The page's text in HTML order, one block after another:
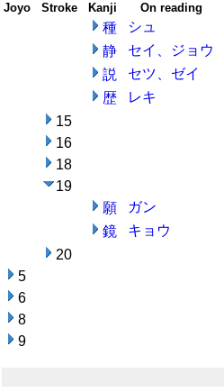
Joyo Stroke Kanji On reading
種 シュ
静
セイ、ジョウ
説
セツ、ゼイ
歴
レキ
15
16
18
19
願
ガン
鏡
キョウ
20
5
6
8
9